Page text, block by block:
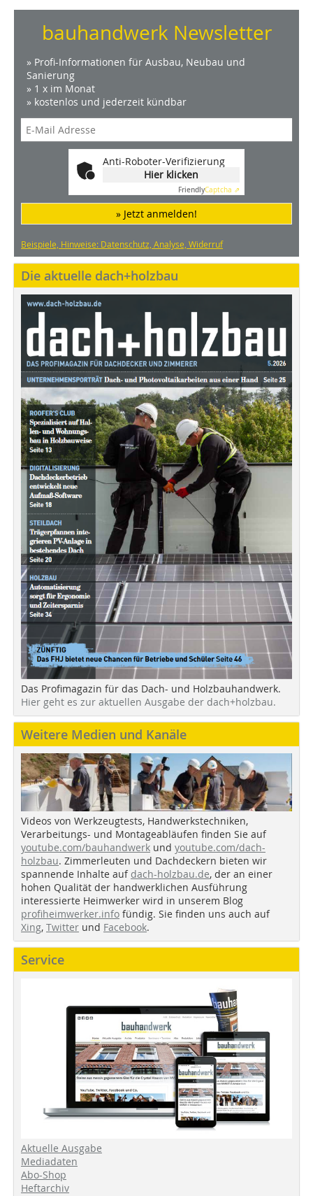
bauhandwerk Newsletter
» Profi-Informationen für Ausbau, Neubau und
Sanierung
» 1 x im Monat
» kostenlos und jederzeit kündbar
Anti-Roboter-Verifizierung
Hier klicken
FriendlyCaptcha ⇗
» Jetzt anmelden!
Beispiele, Hinweise: Datenschutz, Analyse, Widerruf
Die aktuelle dach+holzbau
Das Profimagazin für das Dach- und Holzbauhandwerk.
Hier geht es zur aktuellen Ausgabe der dach+holzbau.
Weitere Medien und Kanäle
Videos von Werkzeugtests, Handwerkstechniken,
Verarbeitungs- und Montageabläufen finden Sie auf
youtube.com/bauhandwerk und youtube.com/dach-
holzbau. Zimmerleuten und Dachdeckern bieten wir
spannende Inhalte auf dach-holzbau.de, der an einer
hohen Qualität der handwerklichen Ausführung
interessierte Heimwerker wird in unserem Blog
profiheimwerker.info fündig. Sie finden uns auch auf
Xing, Twitter und Facebook.
Service
Aktuelle Ausgabe
Mediadaten
Abo-Shop
Heftarchiv